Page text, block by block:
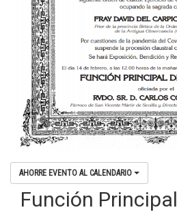
AHORRE EVENTO AL CALENDARIO
Función Principal